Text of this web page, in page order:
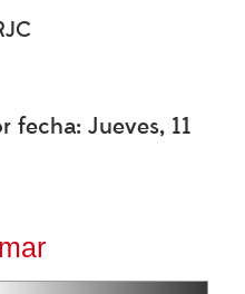
fecha: Jueves, 11